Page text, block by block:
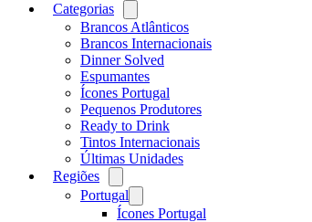
Categorias
menu
Brancos Atlânticos
Brancos Internacionais
Dinner Solved
Espumantes
Ícones Portugal
Pequenos Produtores
Ready to Drink
Tintos Internacionais
Últimas Unidades
Regiões
menu
Portugal
menu
Ícones Portugal